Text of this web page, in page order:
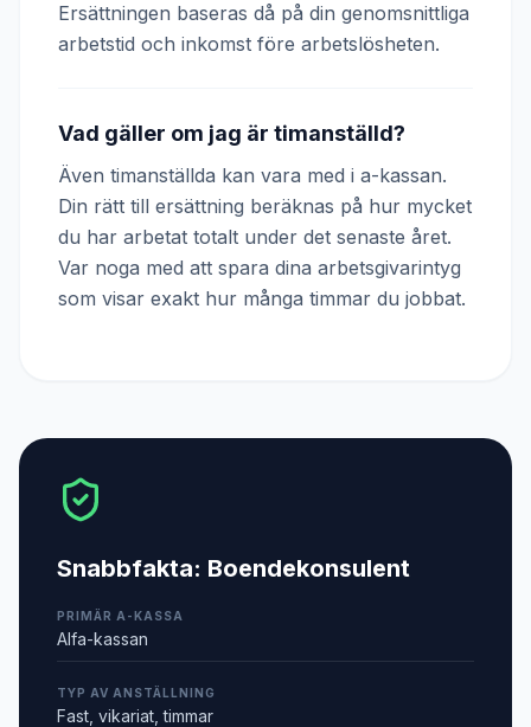
Ersättningen baseras då på din genomsnittliga
arbetstid och inkomst före arbetslösheten.
Vad gäller om jag är timanställd?
Även timanställda kan vara med i a-kassan.
Din rätt till ersättning beräknas på hur mycket
du har arbetat totalt under det senaste året.
Var noga med att spara dina arbetsgivarintyg
som visar exakt hur många timmar du jobbat.
Snabbfakta: Boendekonsulent
PRIMÄR A-KASSA
Alfa-kassan
TYP AV ANSTÄLLNING
Fast, vikariat, timmar